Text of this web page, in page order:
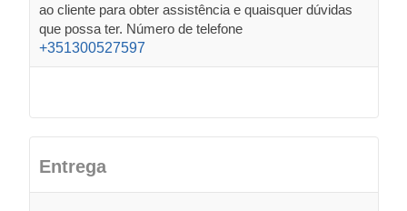
ao cliente para obter assistência e quaisquer dúvidas
que possa ter. Número de telefone
+351300527597
Entrega